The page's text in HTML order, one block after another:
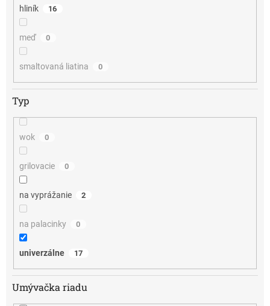
hliník 16
meď 0
smaltovaná liatina 0
Typ
wok 0
grilovacie 0
na vyprážanie 2
na palacinky 0
univerzálne 17
Umývačka riadu